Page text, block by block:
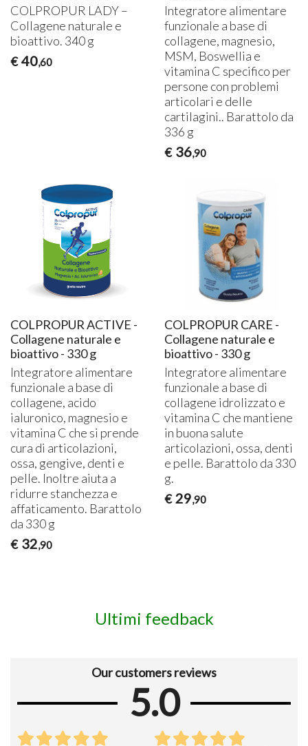
COLPROPUR LADY–
Collagene naturale e
bioattivo. 340 g
€ 40,60
Integratore alimentare
funzionale a base di
collagene, magnesio,
MSM, Boswellia e
vitamina C specifico per
persone con problemi
articolari e delle
cartilagini.. Barattolo da
336 g
€ 36,90
COLPROPUR ACTIVE -
Collagene naturale e
bioattivo - 330 g
Integratore alimentare
funzionale a base di
collagene, acido
ialuronico, magnesio e
vitamina C che si prende
cura di articolazioni,
ossa, gengive, denti e
pelle. Inoltre aiuta a
ridurre stanchezza e
affaticamento. Barattolo
da 330 g
€ 32,90
COLPROPUR CARE -
Collagene naturale e
bioattivo - 330 g
Integratore alimentare
funzionale a base di
collagene idrolizzato e
vitamina C che mantiene
in buona salute
articolazioni, ossa, denti
e pelle. Barattolo da 330
g.
€ 29,90
Ultimi feedback
Our customers reviews
5.0